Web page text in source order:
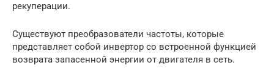
рекуперации.
Существуют преобразователи частоты, которые
представляет собой инвертор со встроенной функцией
возврата запасенной энергии от двигателя в сеть.